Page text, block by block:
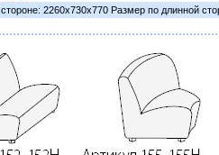
2260х730х770 Размер по длинной